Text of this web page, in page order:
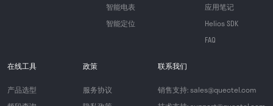
智能电表
智能定位
应用笔记
Helios SDK
FAQ
在线工具
产品选型
政策
服务协议
联系我们
销售支持: sales@quectel.com